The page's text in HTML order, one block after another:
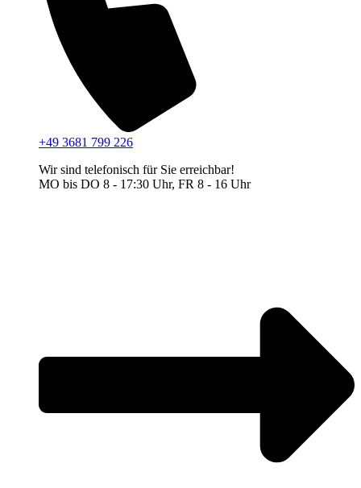
+49 3681 799 226
Wir sind telefonisch für Sie erreichbar!
MO bis DO 8 - 17:30 Uhr, FR 8 - 16 Uhr